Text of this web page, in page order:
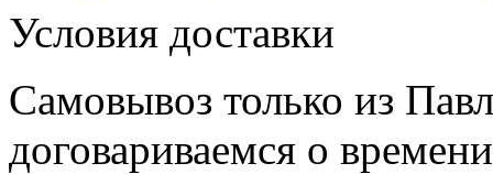
Условия доставки
Самовывоз только из
договариваемся о